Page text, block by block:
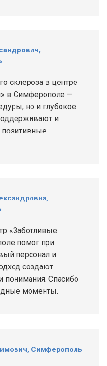
склероза в центре
в Симферополе —
но и глубокое
и
«Заботливые
помог при
персонал и
создают
понимания. Спасибо
моменты.
Симферополь